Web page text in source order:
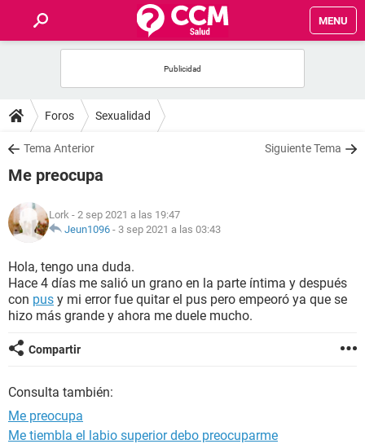
MENU
FOROS
SALUD
FAMILIA
NUTRICIÓN
BIENESTAR
SEXUALIDAD
GLOSARIO
Foros Sexualidad
Tema Anterior Siguiente Tema
Me preocupa
Lork - 2 sep 2021 a las 19:47
Jeun1096 - 3 sep 2021 a las 03:43
Hola, tengo una duda.
Hace 4 días me salió un grano en la parte íntima y después
con pus y mi error fue quitar el pus pero empeoró ya que se
hizo más grande y ahora me duele mucho.
Compartir
Consulta también:
Me preocupa
Me tiembla el labio superior debo preocuparme